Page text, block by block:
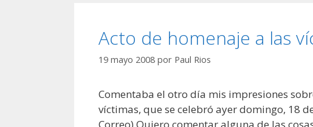
Acto de homenaje a las
19 mayo 2008 por Paul Rios
Comentaba el otro día mis impresiones
víctimas, que se celebró ayer domingo, 18